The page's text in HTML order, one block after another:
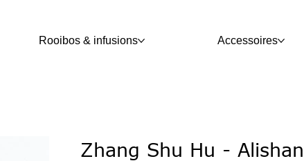
Rooibos & infusions Accessoires
Zhang Shu Hu -